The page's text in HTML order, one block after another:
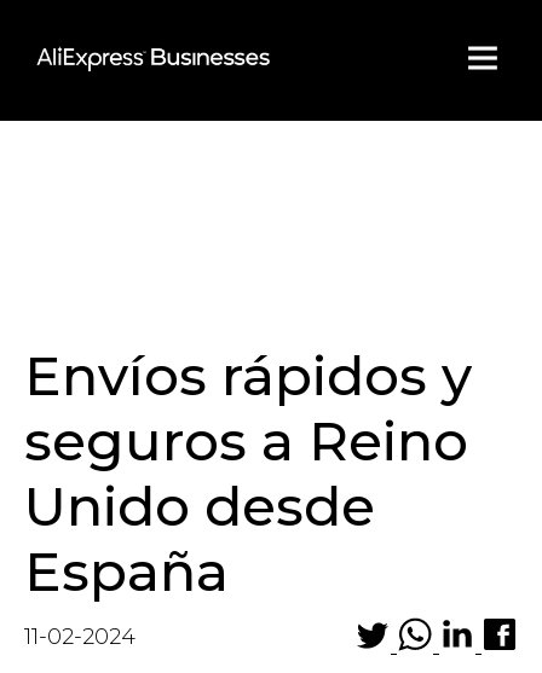
content
Envíos rápidos y
seguros a Reino
Unido desde
España
11-02-2024